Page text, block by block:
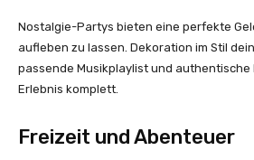
Nostalgie-Partys bieten eine perfekte
aufleben zu lassen. Dekoration im Stil
passende Musikplaylist und authentische
Erlebnis komplett.
Freizeit und Abenteuer